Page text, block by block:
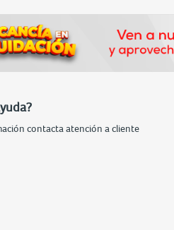
contacta atención a cliente